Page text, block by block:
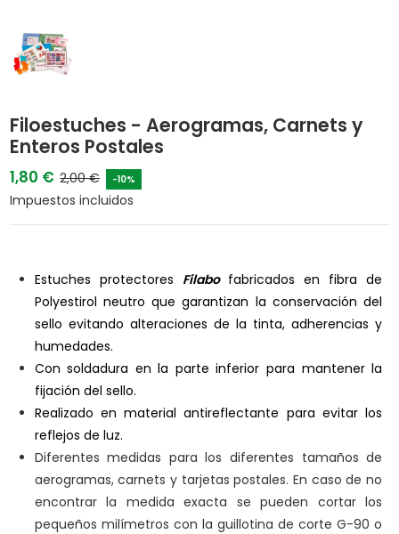
Filoestuches - Aerogramas, Carnets y
Enteros Postales
1,80 € 2,00 € -10%
Impuestos incluidos
Estuches protectores Filabo fabricados en fibra de
Polyestirol neutro que garantizan la conservación del
sello evitando alteraciones de la tinta, adherencias y
humedades.
Con soldadura en la parte inferior para mantener la
fijación del sello.
Realizado en material antireflectante para evitar los
reflejos de luz.
Diferentes medidas para los diferentes tamaños de
aerogramas, carnets y tarjetas postales. En caso de no
encontrar la medida exacta se pueden cortar los
pequeños milímetros con la guillotina de corte G-90 o